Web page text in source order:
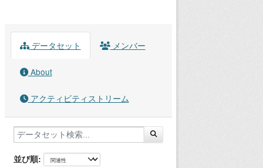
データセット メンバー
About
アクティビティストリーム
並び順